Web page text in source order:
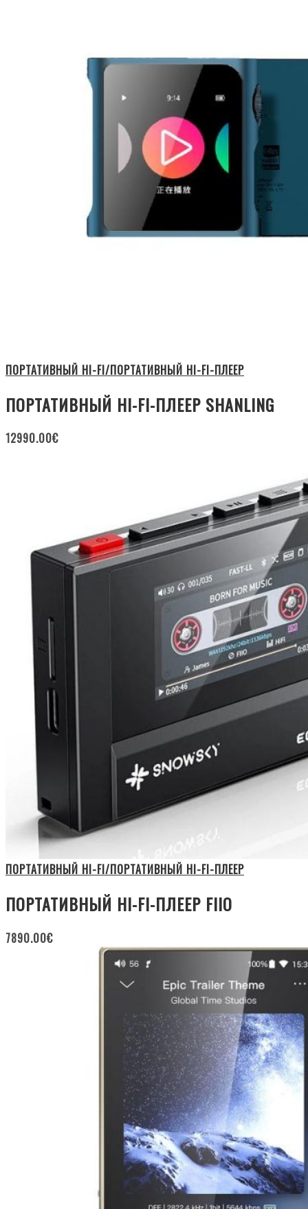
ПОРТАТИВНЫЙ HI-FI/ПОРТАТИВНЫЙ HI-FI-ПЛЕЕР
ПОРТАТИВНЫЙ HI-FI-ПЛЕЕР SHANLING
12990.00€
ПОРТАТИВНЫЙ HI-FI/ПОРТАТИВНЫЙ HI-FI-ПЛЕЕР
ПОРТАТИВНЫЙ HI-FI-ПЛЕЕР FIIO
7890.00€